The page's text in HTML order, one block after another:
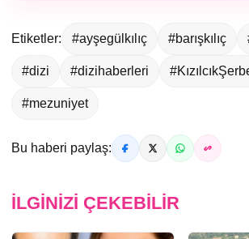
Etiketler: #ayşegülkılıç #barışkılıç
#dizi #dizihaberleri
#mezuniyet
Bu haberi paylaş:
İLGINIZI ÇEKEBILIR